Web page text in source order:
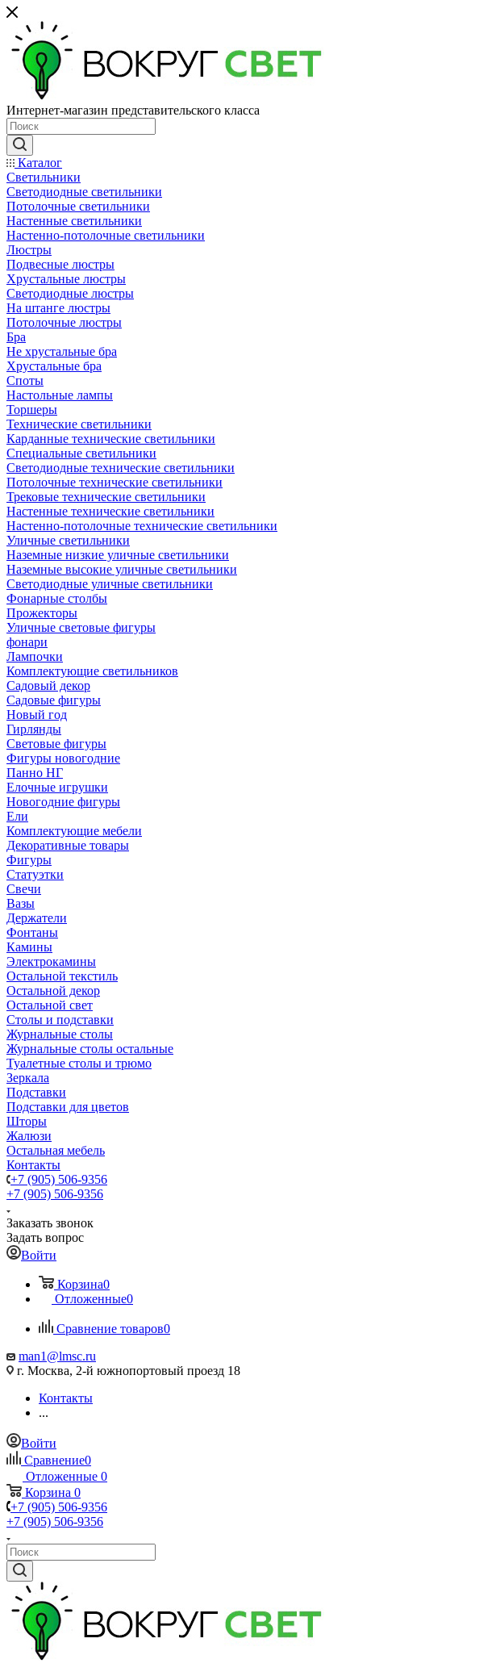
Интернет-магазин представительского класса
Каталог
Светильники
Светодиодные светильники
Потолочные светильники
Настенные светильники
Настенно-потолочные светильники
Люстры
Подвесные люстры
Хрустальные люстры
Светодиодные люстры
На штанге люстры
Потолочные люстры
Бра
Не хрустальные бра
Хрустальные бра
Споты
Настольные лампы
Торшеры
Технические светильники
Карданные технические светильники
Специальные светильники
Светодиодные технические светильники
Потолочные технические светильники
Трековые технические светильники
Настенные технические светильники
Настенно-потолочные технические светильники
Уличные светильники
Наземные низкие уличные светильники
Наземные высокие уличные светильники
Светодиодные уличные светильники
Фонарные столбы
Прожекторы
Уличные световые фигуры
фонари
Лампочки
Комплектующие светильников
Садовый декор
Садовые фигуры
Новый год
Гирлянды
Световые фигуры
Фигуры новогодние
Панно НГ
Елочные игрушки
Новогодние фигуры
Ели
Комплектующие мебели
Декоративные товары
Фигуры
Статуэтки
Свечи
Вазы
Держатели
Фонтаны
Камины
Электрокамины
Остальной текстиль
Остальной декор
Остальной свет
Столы и подставки
Журнальные столы
Журнальные столы остальные
Туалетные столы и трюмо
Зеркала
Подставки
Подставки для цветов
Шторы
Жалюзи
Остальная мебель
Контакты
+7 (905) 506-9356
+7 (905) 506-9356
Заказать звонок
Задать вопрос
Войти
Корзина0
Отложенные0
Сравнение товаров0
man1@lmsc.ru
г. Москва, 2-й южнопортовый проезд 18
Контакты
...
Войти
Сравнение0
Отложенные 0
Корзина 0
+7 (905) 506-9356
+7 (905) 506-9356